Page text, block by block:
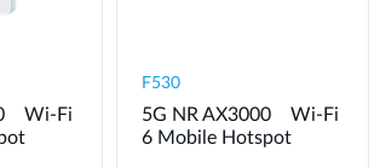
Wi-Fi
F530
5G NR AX3000 Wi-Fi
6 Mobile Hotspot